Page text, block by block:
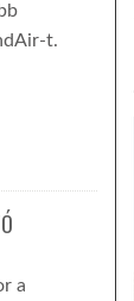
t.
a